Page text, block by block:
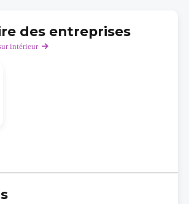
des entreprises
intérieur